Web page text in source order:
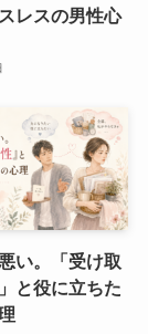
レスの男性心
い。「受け取
と役に立ちた